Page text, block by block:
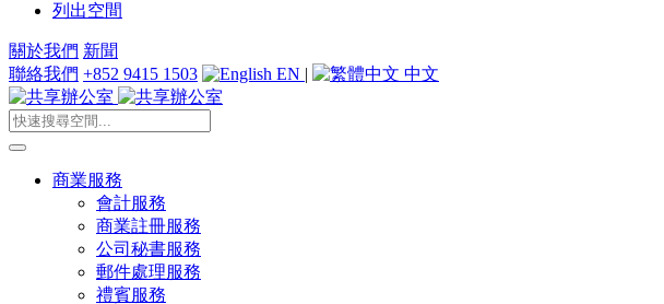
列出空間
關於我們 新聞
聯絡我們 +852 9415 1503 EN | 中文
商業服務
會計服務
商業註冊服務
公司秘書服務
郵件處理服務
禮賓服務